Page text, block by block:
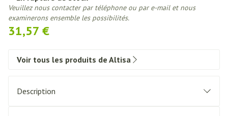
31,57 €
Veuillez nous contacter par téléphone ou par e-mail et nous
examinerons ensemble les possibilités.
Voir tous les produits de Altisa
Description